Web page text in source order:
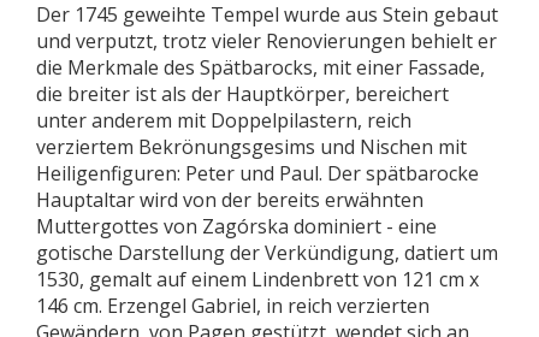
Der 1745 geweihte Tempel wurde aus Stein gebaut
und verputzt, trotz vieler Renovierungen behielt er
die Merkmale des Spätbarocks, mit einer Fassade,
die breiter ist als der Hauptkörper, bereichert
unter anderem mit Doppelpilastern, reich
verziertem Bekrönungsgesims und Nischen mit
Heiligenfiguren: Peter und Paul. Der spätbarocke
Hauptaltar wird von der bereits erwähnten
Muttergottes von Zagórska dominiert - eine
gotische Darstellung der Verkündigung, datiert um
1530, gemalt auf einem Lindenbrett von 121 cm x
146 cm. Erzengel Gabriel, in reich verzierten